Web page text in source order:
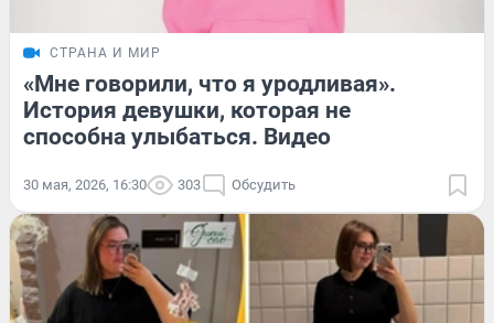
СТРАНА И МИР
«Мне говорили, что я уродливая».
История девушки, которая не
способна улыбаться. Видео
30 мая, 2026, 16:30 303 Обсудить